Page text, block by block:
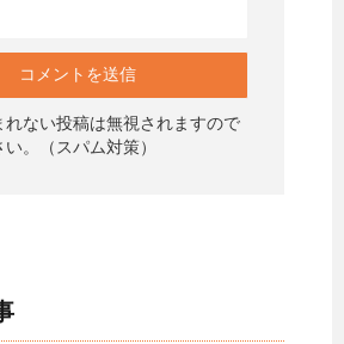
れない投稿は無視されますので
。（スパム対策）